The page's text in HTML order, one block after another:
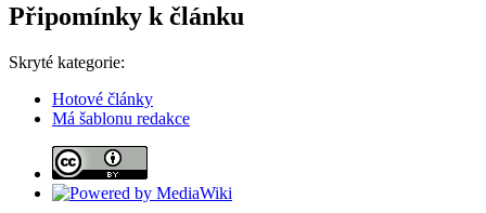
Připomínky k článku
Skryté kategorie:
Hotové články
Má šablonu redakce